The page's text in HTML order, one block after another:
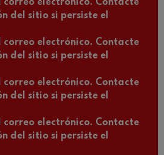
correo electrónico. Contacte
del sitio si persiste el
correo electrónico. Contacte
del sitio si persiste el
correo electrónico. Contacte
del sitio si persiste el
correo electrónico. Contacte
del sitio si persiste el